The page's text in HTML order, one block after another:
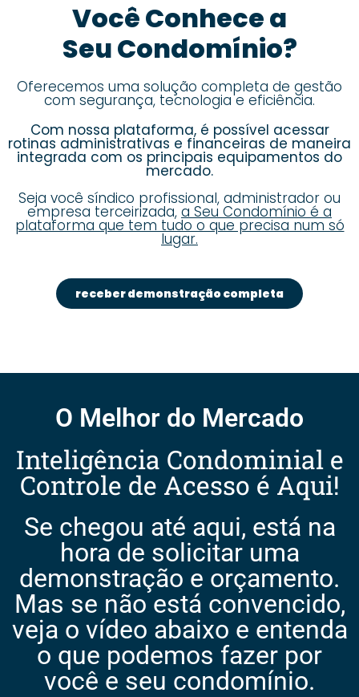
Você Conhece a
Seu Condomínio?
Oferecemos uma solução completa de gestão
com segurança, tecnologia e eficiência.
Com nossa plataforma, é possível acessar
rotinas administrativas e financeiras de maneira
integrada com os principais equipamentos do
mercado.
Seja você síndico profissional, administrador ou
empresa terceirizada, a Seu Condomínio é a
plataforma que tem tudo o que precisa num só
lugar.
receber demonstração completa
O Melhor do Mercado
Inteligência Condominial e
Controle de Acesso é Aqui!
Se chegou até aqui, está na
hora de solicitar uma
demonstração e orçamento.
Mas se não está convencido,
veja o vídeo abaixo e entenda
o que podemos fazer por
você e seu condomínio.